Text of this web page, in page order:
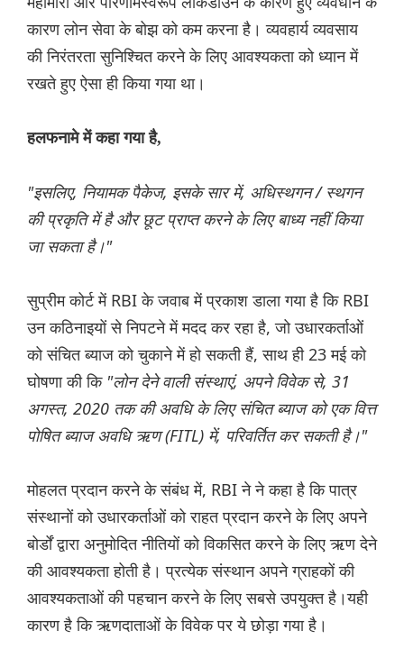
कारण लोन सेवा के बोझ को कम करना है। व्यवहार्य व्यवसाय
की निरंतरता सुनिश्चित करने के लिए आवश्यकता को ध्यान में
रखते हुए ऐसा ही किया गया था।
हलफनामे में कहा गया है,
"इसलिए, नियामक पैकेज, इसके सार में, अधिस्थगन / स्थगन
की प्रकृति में है और छूट प्राप्त करने के लिए बाध्य नहीं किया
जा सकता है।"
सुप्रीम कोर्ट में RBI के जवाब में प्रकाश डाला गया है कि RBI
उन कठिनाइयों से निपटने में मदद कर रहा है, जो उधारकर्ताओं
को संचित ब्याज को चुकाने में हो सकती हैं, साथ ही 23 मई को
घोषणा की कि "लोन देने वाली संस्थाएं, अपने विवेक से, 31
अगस्त, 2020 तक की अवधि के लिए संचित ब्याज को एक वित्त
पोषित ब्याज अवधि ऋण (FITL) में, परिवर्तित कर सकती है।"
मोहलत प्रदान करने के संबंध में, RBI ने ने कहा है कि पात्र
संस्थानों को उधारकर्ताओं को राहत प्रदान करने के लिए अपने
बोर्डों द्वारा अनुमोदित नीतियों को विकसित करने के लिए ऋण देने
की आवश्यकता होती है। प्रत्येक संस्थान अपने ग्राहकों की
आवश्यकताओं की पहचान करने के लिए सबसे उपयुक्त है।यही
कारण है कि ऋणदाताओं के विवेक पर ये छोड़ा गया है।